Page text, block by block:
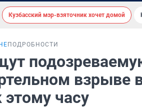
Кузбасский мэр-взяточник хочет домой
ПОДРОБНОСТИ
взрыве
этому часу